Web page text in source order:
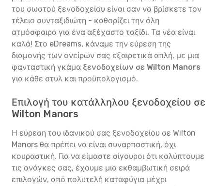
του σωστού ξενοδοχείου είναι σαν να βρίσκετε τον
τέλειο συνταξιδιώτη - καθορίζει την όλη
ατμόσφαιρα για ένα αξέχαστο ταξίδι. Τα νέα είναι
καλά! Στο eDreams, κάναμε την εύρεση της
διαμονής των ονείρων σας εξαιρετικά απλή, με μια
φανταστική γκάμα ξενοδοχείων σε Wilton Manors
για κάθε στυλ και προϋπολογισμό.
Επιλογή του κατάλληλου ξενοδοχείου σε
Wilton Manors
Η εύρεση του ιδανικού σας ξενοδοχείου σε Wilton
Manors θα πρέπει να είναι συναρπαστική, όχι
κουραστική. Για να είμαστε σίγουροι ότι καλύπτουμε
τις ανάγκες σας, έχουμε μια εκθαμβωτική σειρά
επιλογών, από πολυτελή καταφύγια μέχρι